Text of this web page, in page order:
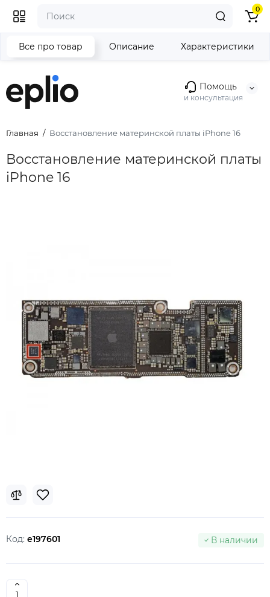
Помощь
и консультация
0
Главная Восстановление материнской платы iPhone 16
Восстановление материнской платы
iPhone 16
Все про товар Описание Характеристики
Код: e197601 В наличии